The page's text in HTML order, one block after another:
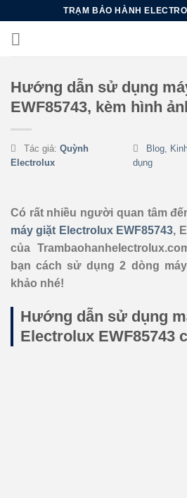
nội
TRẠM BẢO HÀNH
Hướng dẫn sử dụng
EWF85743, kèm hình
Tác giả: Quỳnh
Electrolux
Blog,
dụng
Có rất nhiều người quan tâm
máy giặt Electrolux EWF85743,
của
bạn cách sử dụng 2 dòng
khảo nhé!
Hướng dẫn sử dụng
Electrolux EWF85743